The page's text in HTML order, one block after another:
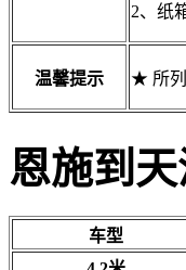
2、纸
温馨提示 ★ 所列
恩施到
车型